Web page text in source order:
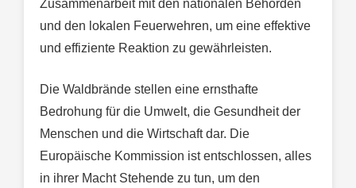
Zusammenarbeit mit den nationalen Behörden
und den lokalen Feuerwehren, um eine effektive
und effiziente Reaktion zu gewährleisten.
Die Waldbrände stellen eine ernsthafte
Bedrohung für die Umwelt, die Gesundheit der
Menschen und die Wirtschaft dar. Die
Europäische Kommission ist entschlossen, alles
in ihrer Macht Stehende zu tun, um den